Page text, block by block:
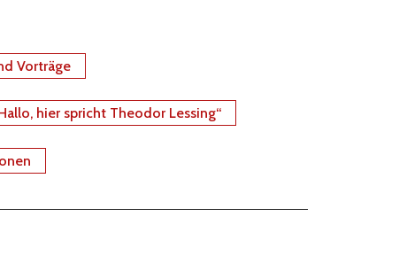
Vorträge
hier spricht Theodor Lessing“